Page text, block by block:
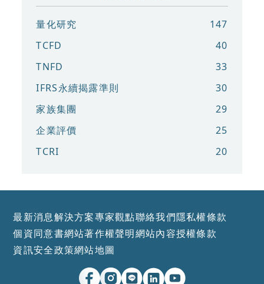
量化研究
147
TCFD
40
TNFD
33
IFRS永續揭露準則
30
家族集團
29
企業評價
25
TCRI
20
最新消息解決方案專家觀點聯絡我們隱私權條款
個資同意書網站著作權聲明網站內容授權條款
資訊安全政策網站地圖